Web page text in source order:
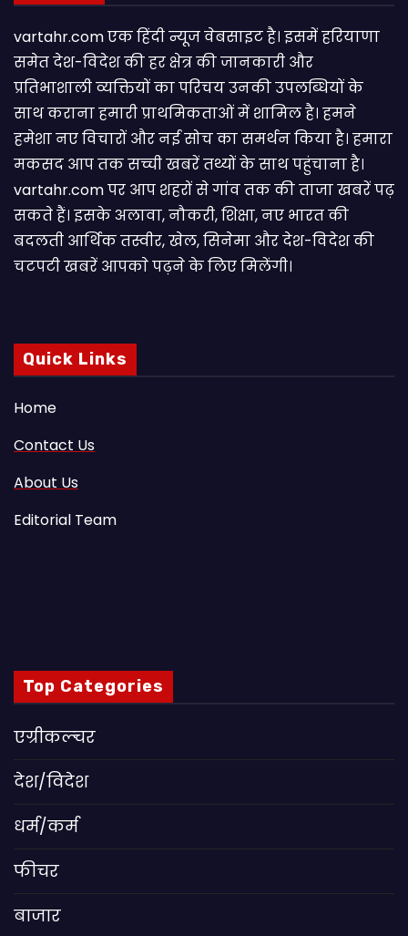
vartahr.com एक हिंदी न्यूज वेबसाइट है। इसमें हरियाणा
समेत देश-विदेश की हर क्षेत्र की जानकारी और
प्रतिभाशाली व्यक्तियों का परिचय उनकी उपलब्धियों के
साथ कराना हमारी प्राथमिकताओं में शामिल है। हमने
हमेशा नए विचारों और नई सोच का समर्थन किया है। हमारा
मकसद आप तक सच्ची खबरें तथ्यों के साथ पहुंचाना है।
vartahr.com पर आप शहरों से गांव तक की ताजा खबरें पढ़
सकते हैं। इसके अलावा, नौकरी, शिक्षा, नए भारत की
बदलती आर्थिक तस्वीर, खेल, सिनेमा और देश-विदेश की
चटपटी खबरें आपकाे पढ़ने के लिए मिलेंगी।
Quick Links
Home
Contact Us
About Us
Editorial Team
Top Categories
एग्रीकल्चर
देश/विदेश
धर्म/कर्म
फीचर
बाजार